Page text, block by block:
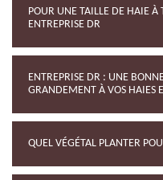
POUR UNE TAILLE DE HAIE À
ENTREPRISE DR
ENTREPRISE DR : UNE
GRANDEMENT À VOS HAIES
QUEL VÉGÉTAL PLANTER